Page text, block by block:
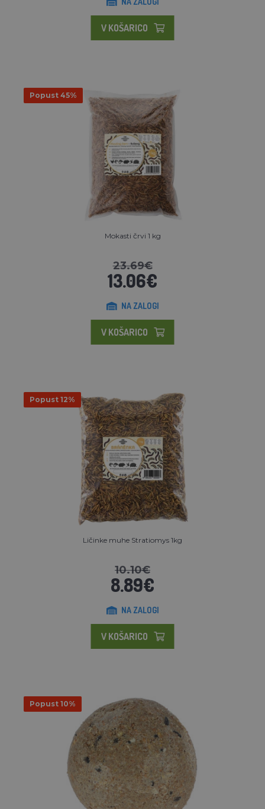
V KOŠARICO
Popust 45%
Mokasti črvi 1 kg
23.69€
13.06€
NA ZALOGI
V KOŠARICO
Popust 12%
Ličinke muhe Stratiomys 1kg
10.10€
8.89€
NA ZALOGI
V KOŠARICO
Popust 10%